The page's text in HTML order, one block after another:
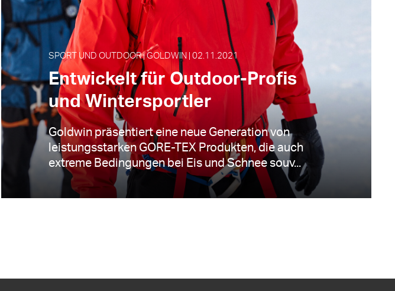
SPORT UND OUTDOOR | GOLDWIN | 02.11.2021
Entwickelt für Outdoor-Profis
und Wintersportler
Goldwin präsentiert eine neue Generation von
leistungsstarken GORE-TEX Produkten, die auch
extreme Bedingungen bei Eis und Schnee souv...